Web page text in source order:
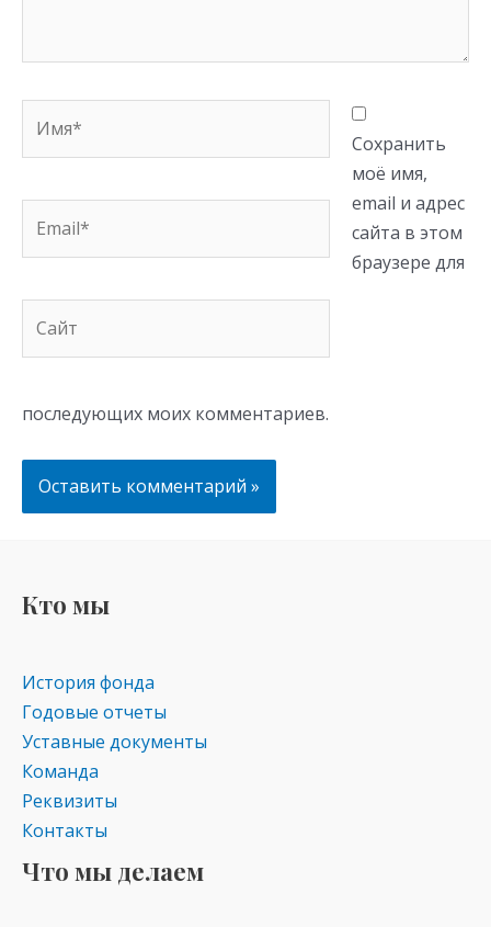
Сохранить
моё имя,
email и адрес
сайта в этом
браузере для
последующих моих комментариев.
Кто мы
История фонда
Годовые отчеты
Уставные документы
Команда
Реквизиты
Контакты
Что мы делаем